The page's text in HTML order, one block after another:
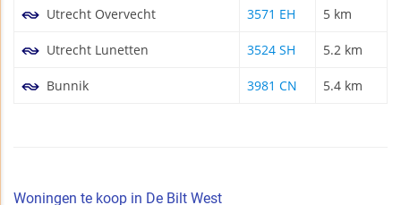
Utrecht Overvecht 3571 EH 5 km
Utrecht Lunetten 3524 SH 5.2 km
Bunnik 3981 CN 5.4 km
Woningen te koop in De Bilt West